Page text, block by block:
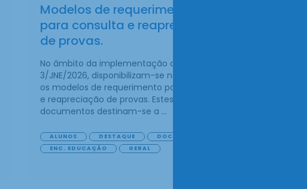
Modelos de requerimento
para consulta e reapreciação
de provas.
No âmbito da implementação da Norma
3/JNE/2026, disponibilizam-se nesta página
os modelos de requerimento para consulta
e reapreciação de provas. Estes
documentos destinam-se a ...
ALUNOS DESTAQUE
DOCENTES
ENC. EDUCAÇÃO
GERAL